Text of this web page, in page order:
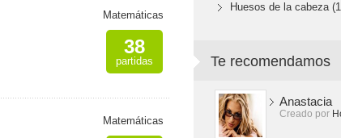
Matemáticas
38
partidas
Matemáticas
Huesos de la cabeza
Te recomendamos
Anastacia
Creado por